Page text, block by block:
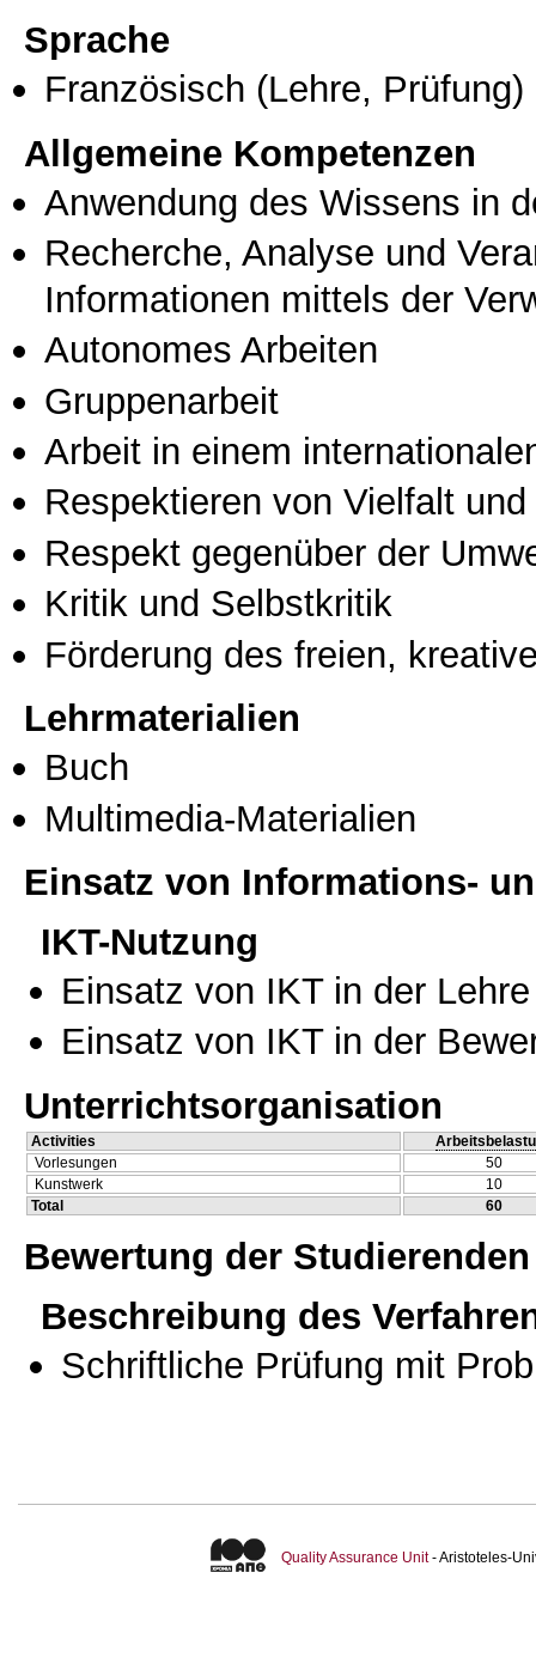
Sprache
Französisch (Lehre, Prüfung)
Allgemeine Kompetenzen
Anwendung des Wissens in
Recherche, Analyse und
Informationen mittels der
Autonomes Arbeiten
Gruppenarbeit
Arbeit in einem
Respektieren von Vielfalt
Respekt gegenüber der
Kritik und Selbstkritik
Förderung des freien,
Lehrmaterialien
Buch
Multimedia-Materialien
Einsatz von Informations-
IKT-Nutzung
Einsatz von IKT in der Lehre
Einsatz von IKT in der
Unterrichtsorganisation
Activities
Vorlesungen
50
Kunstwerk
10
Total
60
Bewertung der Studierenden
Beschreibung des
Schriftliche Prüfung mit
Quality Assurance Unit- Aristoteles-